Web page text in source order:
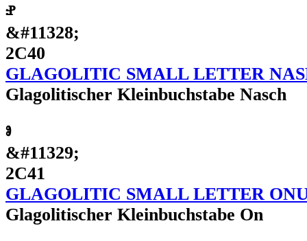
ⱀ
&#11328;
2C40
GLAGOLITIC SMALL LETTER
Glagolitischer Kleinbuchstabe Nasch
ⱁ
&#11329;
2C41
GLAGOLITIC SMALL LETTER
Glagolitischer Kleinbuchstabe On